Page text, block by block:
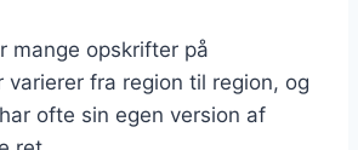
mange opskrifter på
fra region til region, og
ofte sin egen version af